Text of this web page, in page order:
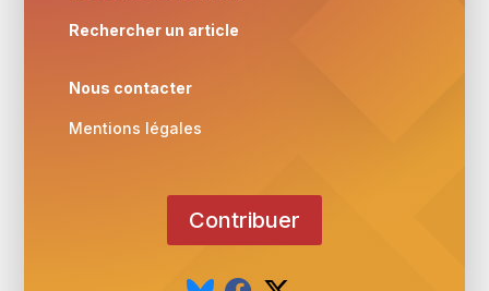
Rechercher un article
Nous contacter
Mentions légales
Contribuer